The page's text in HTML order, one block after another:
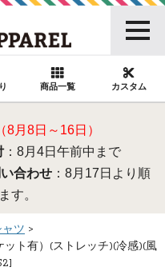
商品一覧 カスタム
月8日～16日）
：8月4日午前中まで
合わせ：8月17日より順
す。
ツ
ト有）(ストレッチ)(冷感)(風